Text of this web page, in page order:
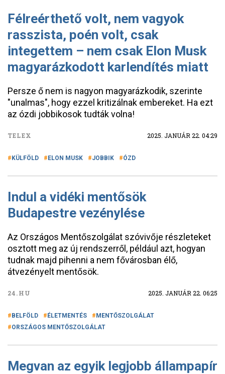
Félreérthető volt, nem vagyok
rasszista, poén volt, csak
integettem – nem csak Elon Musk
magyarázkodott karlendítés miatt
Persze ő nem is nagyon magyarázkodik, szerinte
"unalmas", hogy ezzel kritizálnak embereket. Ha ezt
az ózdi jobbikosok tudták volna!
TELEX 2025. JANUÁR 22. 04:29
KÜLFÖLD ELON MUSK JOBBIK ÓZD
Indul a vidéki mentősök
Budapestre vezénylése
Az Országos Mentőszolgálat szóvivője részleteket
osztott meg az új rendszerről, például azt, hogyan
tudnak majd pihenni a nem fővárosban élő,
átvezényelt mentősök.
24.HU 2025. JANUÁR 22. 06:25
BELFÖLD ÉLETMENTÉS
MENTŐSZOLGÁLAT
ORSZÁGOS MENTŐSZOLGÁLAT
Megvan az egyik legjobb állampapír